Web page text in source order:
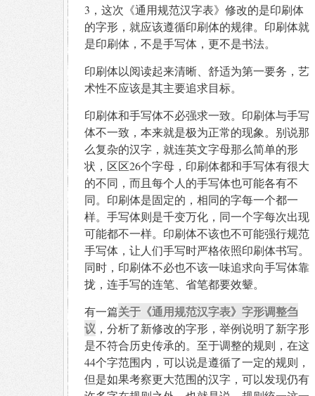
3，这次《通用规范汉字表》修改的是印刷体
的字形，就应该遵循印刷体的规律。印刷体就
是印刷体，不是手写体，更不是书法。
印刷体以阅读起来清晰、舒适为第一要务，艺
术性不应该是其主要追求目标。
印刷体和手写体不必强求一致。印刷体与手写
体不一致，本来就是极为正常的现象。别说那
么复杂的汉字，就连英文字母那么简单的形
状，区区26个字母，印刷体都和手写体有很大
的不同，而且每个人的手写体也可能各有不
同。印刷体是固定的，相同的字每一个都一
样。手写体则是千变万化，同一个字每次出现
可能都不一样。印刷体不该也不可能强行规范
手写体，让人们手写时严格依照印刷体书写。
同时，印刷体不必也不该一味追求向手写体靠
拢，连手写的连笔、省笔都要效颦。
有一篇关于《通用规范汉字表》字形调整刍
议 ，分析了新修改的字形，举例说明了新字形
是不符合历史传承的。至于调整的规则，在这
44个字范围内，可以说是遵循了一定的规则，
但是如果考察更大范围的汉字，可以发现仍有